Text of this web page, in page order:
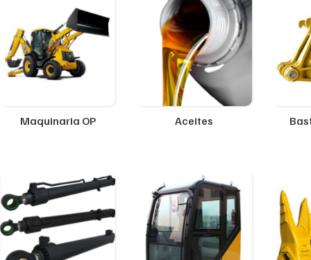
Maquinaria OP Aceites